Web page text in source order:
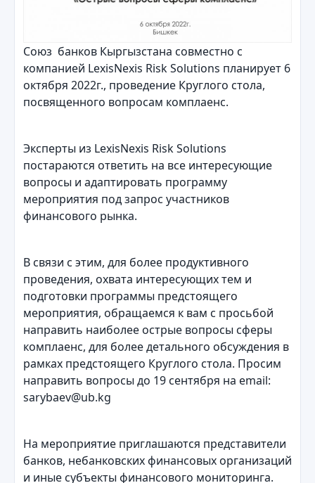
Союз банков Кыргызстана совместно с
компанией LexisNexis Risk Solutions планирует 6
октября 2022г., проведение Круглого стола,
посвященного вопросам комплаенс.
Эксперты из LexisNexis Risk Solutions
постараются ответить на все интересующие
вопросы и адаптировать программу
мероприятия под запрос участников
финансового рынка.
В связи с этим, для более продуктивного
проведения, охвата интересующих тем и
подготовки программы предстоящего
мероприятия, обращаемся к вам с просьбой
направить наиболее острые вопросы сферы
комплаенс, для более детального обсуждения в
рамках предстоящего Круглого стола. Просим
направить вопросы до 19 сентября на email:
sarybaev@ub.kg
На мероприятие приглашаются представители
банков, небанковских финансовых организаций
и иные субъекты финансового мониторинга.